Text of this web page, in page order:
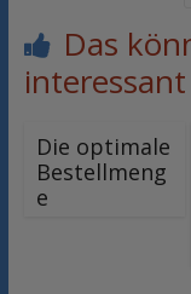
Das
Die optimale
Bestellmeng
e